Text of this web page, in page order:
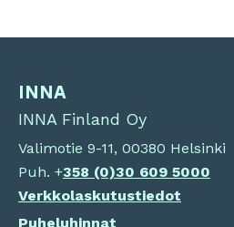
INNA
INNA Finland Oy
Valimotie 9-11, 00380 Helsinki
Puh. +358 (0)30 609 5000
Verkkolaskutustiedot
Puheluhinnat